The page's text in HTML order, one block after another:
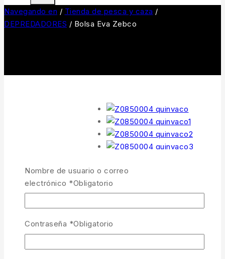
Navegando en / Tienda de pesca y caza /
DEPREDADORES / Bolsa Eva Zebco
Nombre de usuario o correo
electrónico *Obligatorio
Contraseña *Obligatorio